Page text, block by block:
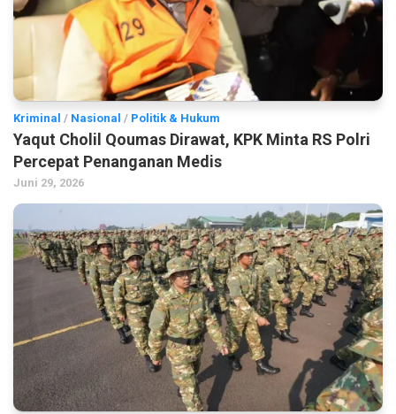
Kriminal / Nasional / Politik & Hukum
Yaqut Cholil Qoumas Dirawat, KPK Minta RS Polri
Percepat Penanganan Medis
Juni 29, 2026